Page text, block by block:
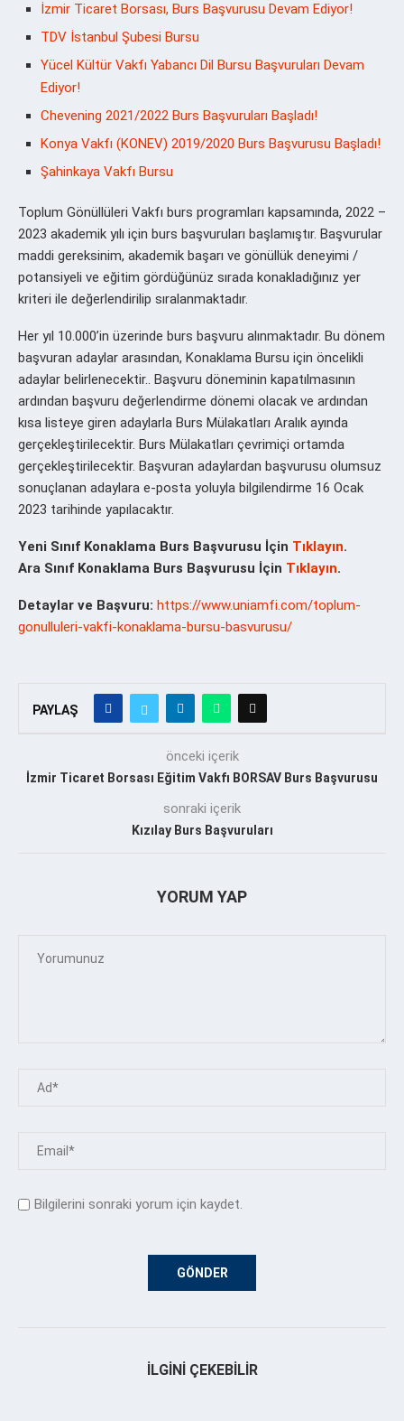
İzmir Ticaret Borsası, Burs Başvurusu Devam Ediyor!
TDV İstanbul Şubesi Bursu
Yücel Kültür Vakfı Yabancı Dil Bursu Başvuruları Devam
Ediyor!
Chevening 2021/2022 Burs Başvuruları Başladı!
Konya Vakfı (KONEV) 2019/2020 Burs Başvurusu Başladı!
Şahinkaya Vakfı Bursu
Toplum Gönüllüleri Vakfı burs programları kapsamında, 2022 –
2023 akademik yılı için burs başvuruları başlamıştır. Başvurular
maddi gereksinim, akademik başarı ve gönüllük deneyimi /
potansiyeli ve eğitim gördüğünüz sırada konakladığınız yer
kriteri ile değerlendirilip sıralanmaktadır.
Her yıl 10.000’in üzerinde burs başvuru alınmaktadır. Bu dönem
başvuran adaylar arasından, Konaklama Bursu için öncelikli
adaylar belirlenecektir.. Başvuru döneminin kapatılmasının
ardından başvuru değerlendirme dönemi olacak ve ardından
kısa listeye giren adaylarla Burs Mülakatları Aralık ayında
gerçekleştirilecektir. Burs Mülakatları çevrimiçi ortamda
gerçekleştirilecektir. Başvuran adaylardan başvurusu olumsuz
sonuçlanan adaylara e-posta yoluyla bilgilendirme 16 Ocak
2023 tarihinde yapılacaktır.
Yeni Sınıf Konaklama Burs Başvurusu İçin Tıklayın.
Ara Sınıf Konaklama Burs Başvurusu İçin Tıklayın.
Detaylar ve Başvuru: https://www.uniamfi.com/toplum-
gonulluleri-vakfi-konaklama-bursu-basvurusu/
PAYLAŞ
önceki içerik
İzmir Ticaret Borsası Eğitim Vakfı BORSAV Burs Başvurusu
sonraki içerik
Kızılay Burs Başvuruları
YORUM YAP
Bilgilerini sonraki yorum için kaydet.
İLGINI ÇEKEBILIR